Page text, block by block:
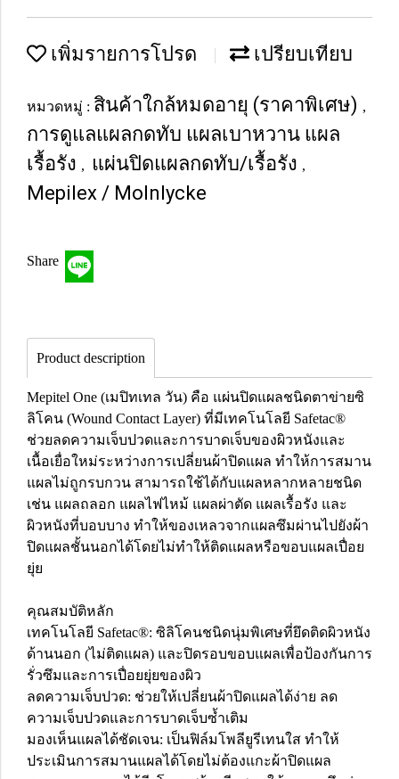
เพิ่มรายการโปรด เปรียบเทียบ
หมวดหมู่ : สินค้าใกล้หมดอายุ (ราคาพิเศษ) ,
การดูแลแผลกดทับ แผลเบาหวาน แผล
เรื้อรัง , แผ่นปิดแผลกดทับ/เรื้อรัง ,
Mepilex / Molnlycke
Share
Product description
Mepitel One (เมปิทเทล วัน) คือ แผ่นปิดแผลชนิดตาข่ายซิ
ลิโคน (Wound Contact Layer) ที่มีเทคโนโลยี Safetac®
ช่วยลดความเจ็บปวดและการบาดเจ็บของผิวหนังและ
เนื้อเยื่อใหม่ระหว่างการเปลี่ยนผ้าปิดแผล ทำให้การสมาน
แผลไม่ถูกรบกวน สามารถใช้ได้กับแผลหลากหลายชนิด
เช่น แผลถลอก แผลไฟไหม้ แผลผ่าตัด แผลเรื้อรัง และ
ผิวหนังที่บอบบาง ทำให้ของเหลวจากแผลซึมผ่านไปยังผ้า
ปิดแผลชั้นนอกได้โดยไม่ทำให้ติดแผลหรือขอบแผลเปื่อย
ยุ่ย
คุณสมบัติหลัก
เทคโนโลยี Safetac®: ซิลิโคนชนิดนุ่มพิเศษที่ยึดติดผิวหนัง
ด้านนอก (ไม่ติดแผล) และปิดรอบขอบแผลเพื่อป้องกันการ
รั่วซึมและการเปื่อยยุ่ยของผิว
ลดความเจ็บปวด: ช่วยให้เปลี่ยนผ้าปิดแผลได้ง่าย ลด
ความเจ็บปวดและการบาดเจ็บซ้ำเติม
มองเห็นแผลได้ชัดเจน: เป็นฟิล์มโพลียูรีเทนใส ทำให้
ประเมินการสมานแผลได้โดยไม่ต้องแกะผ้าปิดแผล